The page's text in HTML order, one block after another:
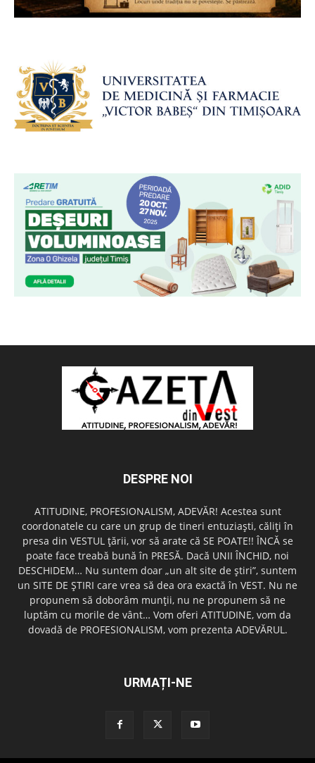
DESPRE NOI
ATITUDINE, PROFESIONALISM, ADEVĂR! Acestea sunt
coordonatele cu care un grup de tineri entuziaşti, căliţi în
presa din VESTUL ţării, vor să arate că SE POATE!! ÎNCĂ se
poate face treabă bună în PRESĂ. Dacă UNII ÎNCHID, noi
DESCHIDEM… Nu suntem doar „un alt site de ştiri”, suntem
un SITE DE ŞTIRI care vrea să dea ora exactă în VEST. Nu ne
propunem să doborâm munţii, nu ne propunem să ne
luptăm cu morile de vânt… Vom oferi ATITUDINE, vom da
dovadă de PROFESIONALISM, vom prezenta ADEVĂRUL.
URMAȚI-NE